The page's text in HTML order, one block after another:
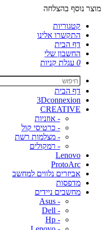
מוצר נוסף בהצלחה
קטגוריות
התקשרו אלינו
דף הבית
החשבון שלי
0 עגלת קניות
דף הבית
3Dconnexion
CREATIVE
- אוזניות
- כרטיסי קול
- מצלמות רשת
- רמקולים
Lenovo
ProtoArc
אביזרים נלווים למחשב
מדפסות
מחשבים ניידים
- Asus
- Dell
- Hp